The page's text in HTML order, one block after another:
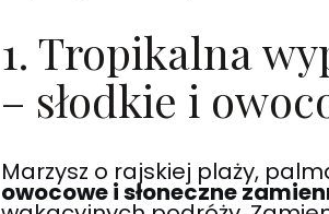
1. Tropikalna
– słodkie i
Marzysz o rajskiej plaży,
owocowe i słoneczne